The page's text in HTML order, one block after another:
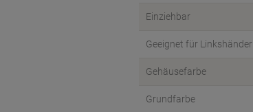
Einziehbar
Geeignet für Linkshänder
Gehäusefarbe
Grundfarbe